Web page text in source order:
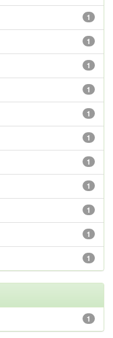
1
1
1
1
1
1
1
1
1
1
1
1